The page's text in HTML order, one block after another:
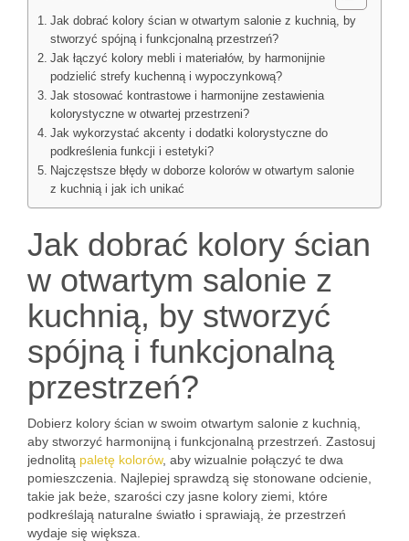
Jak dobrać kolory ścian w otwartym salonie z kuchnią, by
stworzyć spójną i funkcjonalną przestrzeń?
Jak łączyć kolory mebli i materiałów, by harmonijnie
podzielić strefy kuchenną i wypoczynkową?
Jak stosować kontrastowe i harmonijne zestawienia
kolorystyczne w otwartej przestrzeni?
Jak wykorzystać akcenty i dodatki kolorystyczne do
podkreślenia funkcji i estetyki?
Najczęstsze błędy w doborze kolorów w otwartym salonie
z kuchnią i jak ich unikać
Jak dobrać kolory ścian
w otwartym salonie z
kuchnią, by stworzyć
spójną i funkcjonalną
przestrzeń?
Dobierz kolory ścian w swoim otwartym salonie z kuchnią,
aby stworzyć harmonijną i funkcjonalną przestrzeń. Zastosuj
jednolitą paletę kolorów, aby wizualnie połączyć te dwa
pomieszczenia. Najlepiej sprawdzą się stonowane odcienie,
takie jak beże, szarości czy jasne kolory ziemi, które
podkreślają naturalne światło i sprawiają, że przestrzeń
wydaje się większa.